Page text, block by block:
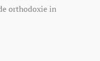
orthodoxie in